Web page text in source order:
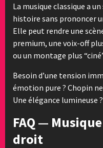
La musique classique a
histoire sans prononcer
Elle peut rendre une
premium, une voix-off
ou un montage plus
Besoin d’une tension
émotion pure ? Chopin
Une élégance lumineuse
FAQ —
droit